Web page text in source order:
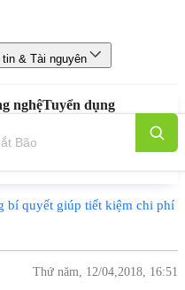
tin & Tài nguyên
nghệTuyển dụng
bí quyết giúp tiết kiệm chi phí
Thứ năm, 12/04,2018, 16:51